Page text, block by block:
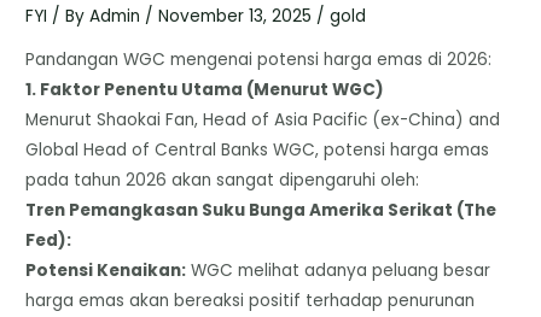
FYI / ByAdmin /November 13, 2025 /gold
Pandangan WGC mengenai potensi harga emas di 2026:
​1. Faktor Penentu Utama (Menurut WGC)
​Menurut Shaokai Fan, Head of Asia Pacific (ex-China) and
Global Head of Central Banks WGC, potensi harga emas
pada tahun 2026 akan sangat dipengaruhi oleh:
​Tren Pemangkasan Suku Bunga Amerika Serikat (The
Fed):
​Potensi Kenaikan: WGC melihat adanya peluang besar
harga emas akan bereaksi positif terhadap penurunan